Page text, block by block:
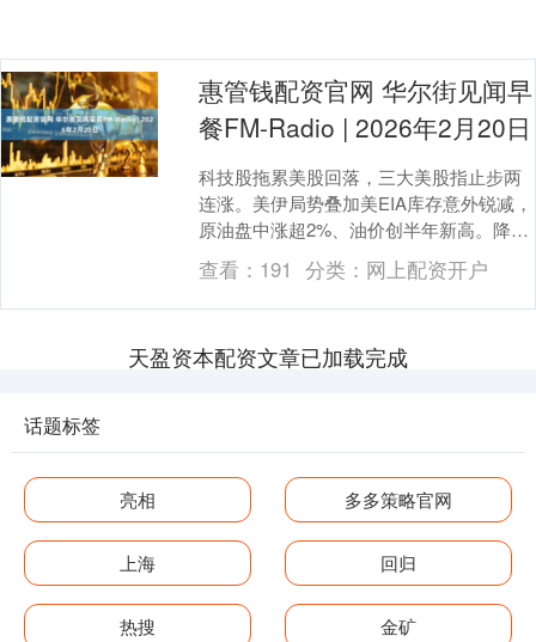
惠管钱配资官网 华尔街见闻早
餐FM-Radio | 2026年2月20日
科技股拖累美股回落，三大美股指止步两
连涨。美伊局势叠加美EIA库存意外锐减，
原油盘中涨超2%、油价创半年新高。降息
分歧压制黄金涨势，黄金盘中曾转跌、艰
难上攻50....
查看： 191 分类： 网上配资开户
天盈资本配资文章已加载完成
话题标签
亮相 多多策略官网
上海 回归
热搜 金矿